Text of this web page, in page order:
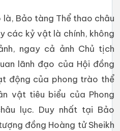
Bảo tàng Thể thao châu
các kỷ vật là chính, không
ngay cả ảnh Chủ tịch
lãnh đạo của Hội đồng
động của phong trào thể
vật tiêu biểu của Phong
lục. Duy nhất tại Bảo
đồng Hoàng tử Sheikh